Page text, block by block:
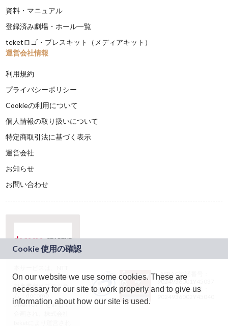
資料・マニュアル
登録済み劇場・ホール一覧
teketロゴ・プレスキット（メディアキット）
運営会社情報
利用規約
プライバシーポリシー
Cookieの利用について
個人情報の取り扱いについて
特定商取引法に基づく表示
運営会社
お知らせ
お問い合わせ
ドコモグループの新
規事業創出プログラ
ム「docomo
STARTUP」を通じて
JASRAC許諾番号：
9024936001Y45037
JASRAC許諾番号：
On our website we use some cookies. These are
necessary for our site to work properly and to give us
information about how our site is used.